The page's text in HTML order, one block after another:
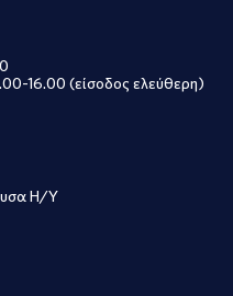
16.00 (είσοδος ελεύθερη)
Η/Υ